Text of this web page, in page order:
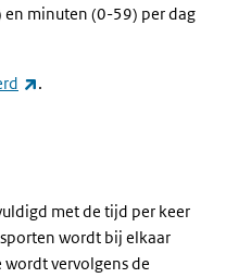
minuten (0-59) per dag
(externe link)
.
met de tijd per keer
wordt bij elkaar
vervolgens de